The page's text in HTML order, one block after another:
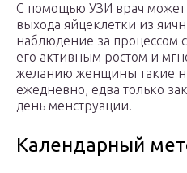
С помощью УЗИ врач может
выхода яйцеклетки из
наблюдение за процессом
его активным ростом и
желанию женщины такие
ежедневно, едва только
день менструации.
Календарный